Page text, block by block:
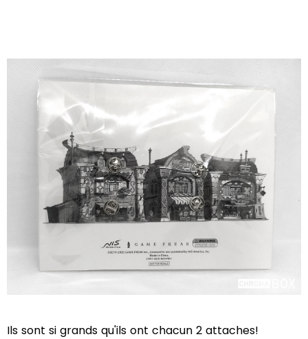
Ils sont si grands qu'ils ont chacun 2 attaches!